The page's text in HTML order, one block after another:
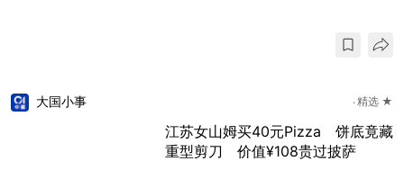
大国小事 精选 ★
江苏女山姆买40元Pizza 饼底竟藏
重型剪刀 价值¥108贵过披萨